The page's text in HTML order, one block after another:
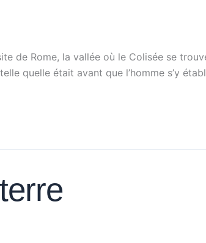
de Rome, la vallée où le Colisée se
quelle était avant que l’homme s’y